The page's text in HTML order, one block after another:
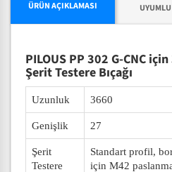
ÜRÜN AÇIKLAMASI
PILOUS PP 302 G-CNC
Şerit Testere Bıçağı
Uzunluk 3660
Genişlik 27
Şerit
Testere
Standart profil,
için M42